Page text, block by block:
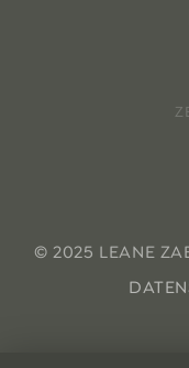
© 2025 LEANE